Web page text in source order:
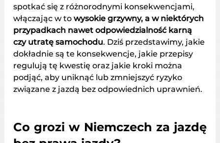
spotkać się z różnorodnymi konsekwencjami,
włączając w to wysokie grzywny, a w niektórych
przypadkach nawet odpowiedzialność karną
czy utratę samochodu. Dziś przedstawimy, jakie
dokładnie są te konsekwencje, jakie przepisy
regulują tę kwestię oraz jakie kroki można
podjąć, aby uniknąć lub zmniejszyć ryzyko
związane z jazdą bez odpowiednich uprawnień.
Co grozi w Niemczech za jazdę